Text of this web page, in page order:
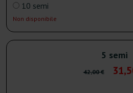
10 semi
Non disponibile
5 semi
42,00 €